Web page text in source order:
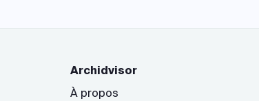
Archidvisor
À propos